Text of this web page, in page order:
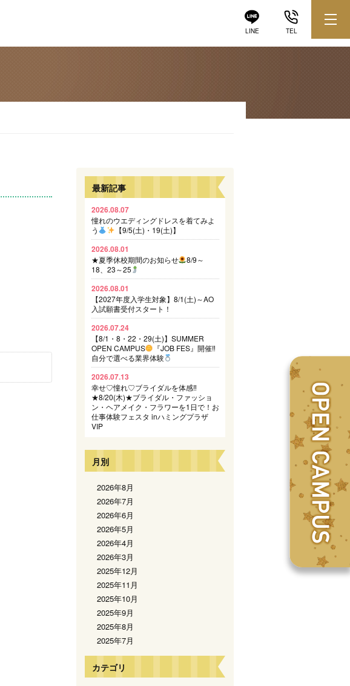
LINE TEL
最新記事
2026.08.07
憧れのウエディングドレスを着てみよ
う
【9/5(土)・19(土)】
2026.08.01
★夏季休校期間のお知らせ
8/9～
18、23～25
2026.08.01
【2027年度入学生対象】8/1(土)～AO
入試願書受付スタート！
2026.07.24
【8/1・8・22・29(土)】SUMMER
OPEN CAMPUS
『JOB FES』開催‼
自分で選べる業界体験
2026.07.13
幸せ♡憧れ♡ブライダルを体感‼
★8/20(木)★ブライダル・ファッショ
ン・ヘアメイク・フラワーを1日で！お
仕事体験フェスタ inハミングプラザ
VIP
月別
2026年8月
2026年7月
2026年6月
2026年5月
2026年4月
2026年3月
2025年12月
2025年11月
2025年10月
2025年9月
2025年8月
2025年7月
カテゴリ